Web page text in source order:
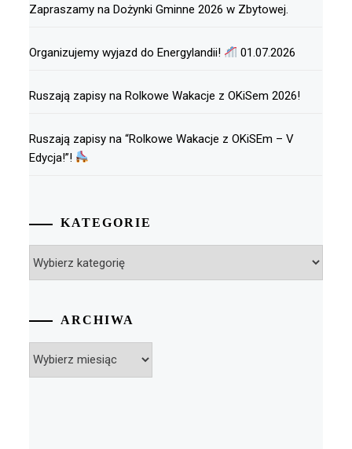
Zapraszamy na Dożynki Gminne 2026 w Zbytowej.
Organizujemy wyjazd do Energylandii! 01.07.2026
Ruszają zapisy na Rolkowe Wakacje z OKiSem 2026!
Ruszają zapisy na “Rolkowe Wakacje z OKiSEm – V
Edycja!”!
KATEGORIE
ARCHIWA